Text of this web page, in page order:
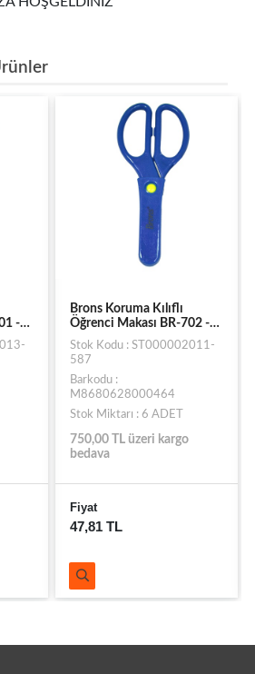
-
Brons Koruma Kılıflı
Öğrenci Makası BR-702 -
Mavi
Stok Kodu : ST000002011-
587
Barkodu :
M8680628000464
Stok Miktarı : 6 ADET
750,00 TL üzeri kargo
bedava
Fiyat
47,81 TL